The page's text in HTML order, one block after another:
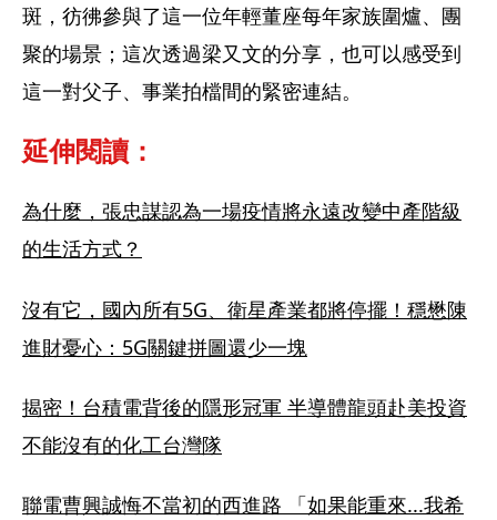
斑，彷彿參與了這一位年輕董座每年家族圍爐、團
聚的場景；這次透過梁又文的分享，也可以感受到
這一對父子、事業拍檔間的緊密連結。
延伸閱讀：
為什麼，張忠謀認為一場疫情將永遠改變中產階級
的生活方式？
沒有它，國內所有5G、衛星產業都將停擺！穩懋陳
進財憂心：5G關鍵拼圖還少一塊
揭密！台積電背後的隱形冠軍 半導體龍頭赴美投資
不能沒有的化工台灣隊
聯電曹興誠悔不當初的西進路 「如果能重來...我希